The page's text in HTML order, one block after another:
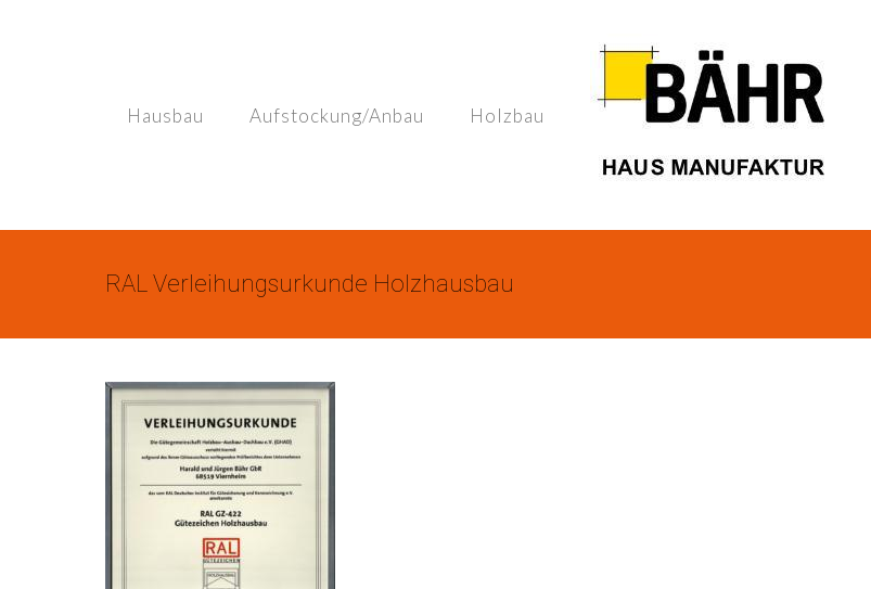
Hausbau
Aufstockung/Anbau Holzbau
RAL Verleihungsurkunde Holzhausbau